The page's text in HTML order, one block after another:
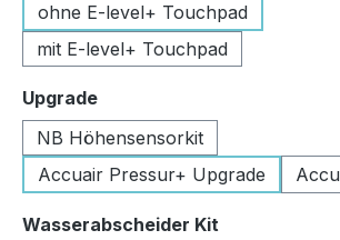
ohne E-level+ Touchpad
mit E-level+ Touchpad
Upgradeauswählen
NB Höhensensorkit
Accuair Pressur+ Upgrade
Wasserabscheider Kit